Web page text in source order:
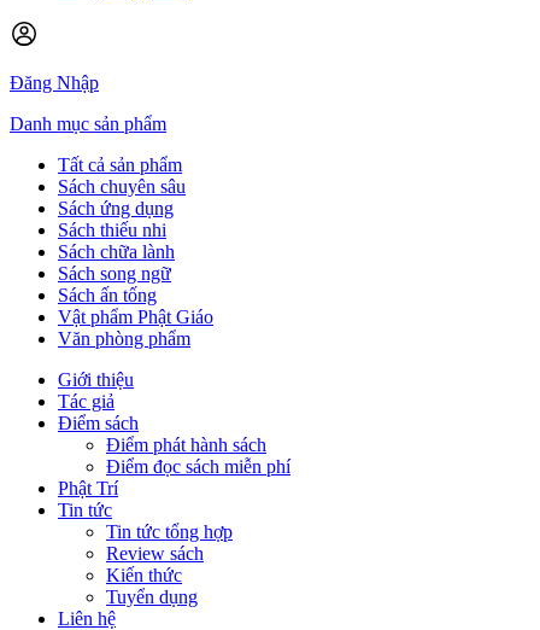
Đăng Nhập
Danh mục sản phẩm
Tất cả sản phẩm
Sách chuyên sâu
Sách ứng dụng
Sách thiếu nhi
Sách chữa lành
Sách song ngữ
Sách ấn tống
Vật phẩm Phật Giáo
Văn phòng phẩm
Giới thiệu
Tác giả
Điểm sách
Điểm phát hành sách
Điểm đọc sách miễn phí
Phật Trí
Tin tức
Tin tức tổng hợp
Review sách
Kiến thức
Tuyển dụng
Liên hệ